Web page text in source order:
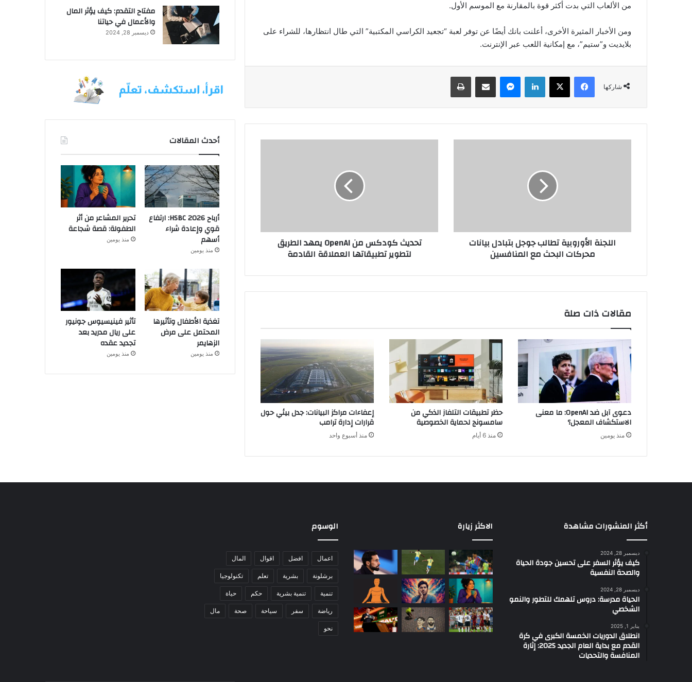
من الألعاب التي بدت أكثر قوة بالمقارنة مع الموسم الأول.
ومن الأخبار المثيرة الأخرى، أعلنت بانك أيضًا عن توفر لعبة “تجعيد الكراسي المكتبية” التي طال انتظارها، للشراء على
بلايديت و”ستيم”، مع إمكانية اللعب عبر الإنترنت.
شاركها
فيسبوك لينكدإن
أ
ب
ط
ا
ل
ب
ج
و
ب
ت
ب
ا
ل
ت
ر
ك
ا
ت
ا
ل
ح
ث
م
اللجنة الأوروبية تطالب جوجل بتبادل بيانات
محركات البحث مع المنافسين
ك
O
I
ي
م
ه
د
ا
ل
ط
ر
ي
ت
ت
ه
ا
ا
ل
ع
تحديث كودكس من OpenAI يمهد الطريق
لتطوير تطبيقاتها العملاقة القادمة
مقالات ذات صلة
دعوى آبل ضد OpenAI: ما معنى
الاستكشاف المعجل؟
منذ يومين
حظر تطبيقات التلفاز الذكي من
سامسونج لحماية الخصوصية
منذ 6 أيام
إعفاءات مراكز البيانات: جدل بيئي حول
قرارات إدارة ترامب
منذ أسبوع واحد
مفتاح التقدم: كيف يؤثر المال
والأعمال في حياتنا
ديسمبر 28, 2024
أحدث المقالات
أرباح HSBC 2026: ارتفاع
قوي وإعادة شراء
أسهم
منذ يومين
تحرير المشاعر من أثر
الطفولة: قصة شجاعة
منذ يومين
تغذية الأطفال وتأثيرها
المحتمل على مرض
الزهايمر
منذ يومين
تأثير فينيسيوس جونيور
على ريال مدريد بعد
تجديد عقده
منذ يومين
أكثر المنشورات مشاهدة
ديسمبر 28, 2024
كيف يؤثر السفر على تحسين جودة الحياة
والصحة النفسية
ديسمبر 28, 2024
الحياة مدرسة: دروس تلهمك للتطور والنمو
الشخصي
يناير 1, 2025
انطلاق الدوريات الخمسة الكبرى في كرة
القدم مع بداية العام الجديد 2025: إثارة
المنافسة والتحديات
الاكثر زيارة الوسوم
اعمال افضل اقوال المال
برشلونة بشرية تعلم تكنولوجيا
تنمية تنمية بشرية حكم حياة
رياضة سفر سياحة صحة مال
نحو